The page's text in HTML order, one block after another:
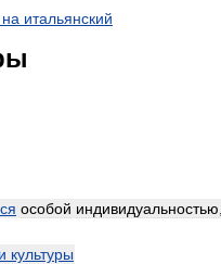
на итальянский
особой индивидуальностью
культуры